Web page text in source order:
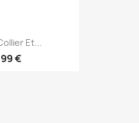
Et...
€